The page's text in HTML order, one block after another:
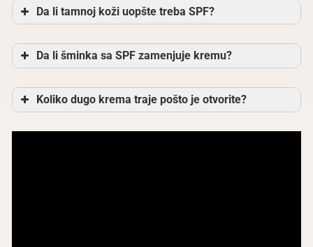
Da li tamnoj koži uopšte treba SPF?
Da li šminka sa SPF zamenjuje kremu?
Koliko dugo krema traje pošto je otvorite?